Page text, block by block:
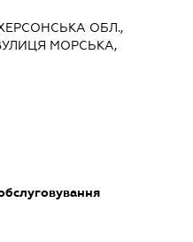
ОБЛ.,
МОРСЬКА,